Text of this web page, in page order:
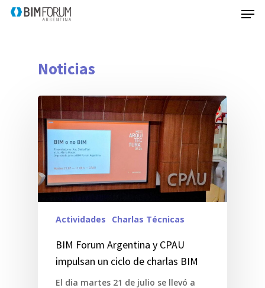
Noticias
Actividades Charlas Técnicas
BIM Forum Argentina y CPAU
impulsan un ciclo de charlas BIM
El dia martes 21 de julio se llevó a